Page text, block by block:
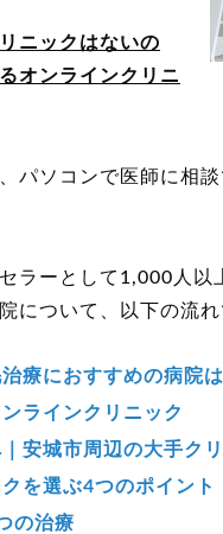
ニックはないの
オンラインクリニ
パソコンで医師に相
ラーとして1,000人
について、以下の流れ
療におすすめの病院
ラインクリニック
安城市周辺の大手ク
を選ぶ4つのポイント
の治療
イテムから記事を探